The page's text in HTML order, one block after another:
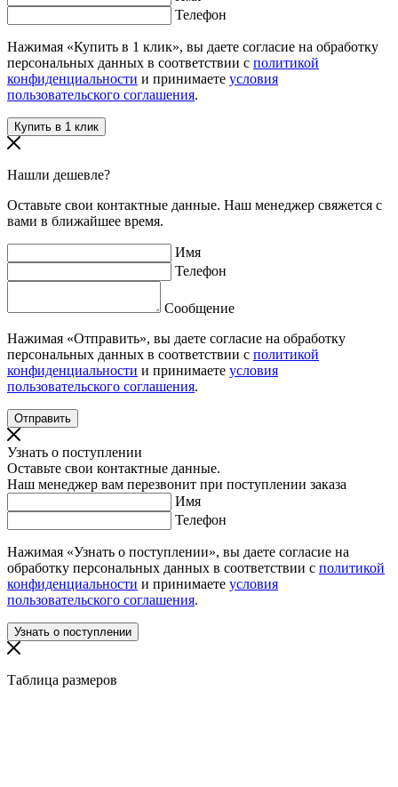
Телефон
Нажимая «Купить в 1 клик», вы даете согласие на обработку
персональных данных в соответствии с политикой
конфиденциальности и принимаете условия
пользовательского соглашения.
Нашли дешевле?
Оставьте свои контактные данные. Наш менеджер свяжется с
вами в ближайшее время.
Имя
Телефон
Сообщение
Нажимая «Отправить», вы даете согласие на обработку
персональных данных в соответствии с политикой
конфиденциальности и принимаете условия
пользовательского соглашения.
Узнать о поступлении
Оставьте свои контактные данные.
Наш менеджер вам перезвонит при поступлении заказа
Имя
Телефон
Нажимая «Узнать о поступлении», вы даете согласие на
обработку персональных данных в соответствии с политикой
конфиденциальности и принимаете условия
пользовательского соглашения.
Таблица размеров